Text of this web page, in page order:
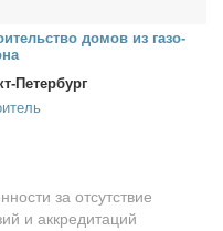
до­мов из га­зо­
Петербург
за отсутствие
и аккредитаций